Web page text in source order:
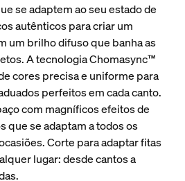
se adaptem ao seu estado de
autênticos para criar um
um brilho difuso que banha as
A tecnologia Chomasync™
cores precisa e uniforme para
perfeitos em cada canto.
com magníficos efeitos de
que se adaptam a todos os
Corte para adaptar fitas
lugar: desde cantos a